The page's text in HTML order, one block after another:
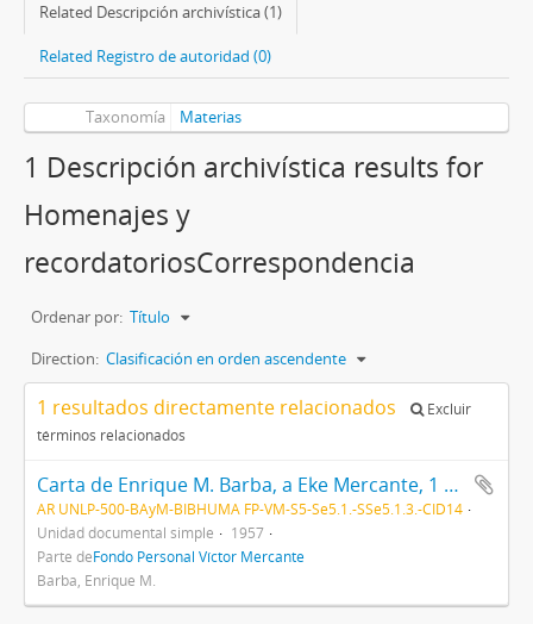
Related Descripción archivística (1)
Related Registro de autoridad (0)
Taxonomía Materias
1 Descripción archivística results for
Homenajes y
recordatoriosCorrespondencia
Ordenar por: Título
Direction: Clasificación en orden ascendente
1 resultados directamente relacionados
Excluir
términos relacionados
Carta de Enrique M. Barba, a Eke Mercante, 1 de octubre de 1957.
AR UNLP-500-BAyM-BIBHUMA FP-VM-S5-Se5.1.-SSe5.1.3.-CID14
Unidad documental simple
1957
Parte deFondo Personal Víctor Mercante
Barba, Enrique M.